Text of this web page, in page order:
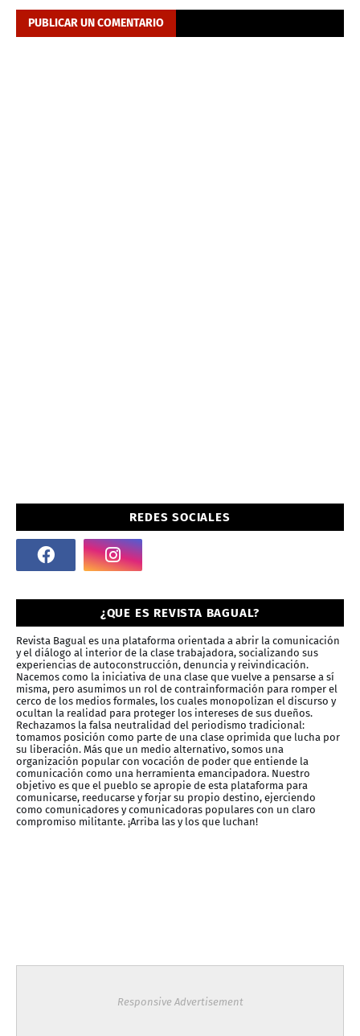
PUBLICAR UN COMENTARIO
REDES SOCIALES
¿QUE ES REVISTA BAGUAL?
Revista Bagual es una plataforma orientada a abrir la comunicación
y el diálogo al interior de la clase trabajadora, socializando sus
experiencias de autoconstrucción, denuncia y reivindicación.
Nacemos como la iniciativa de una clase que vuelve a pensarse a sí
misma, pero asumimos un rol de contrainformación para romper el
cerco de los medios formales, los cuales monopolizan el discurso y
ocultan la realidad para proteger los intereses de sus dueños.
Rechazamos la falsa neutralidad del periodismo tradicional:
tomamos posición como parte de una clase oprimida que lucha por
su liberación. Más que un medio alternativo, somos una
organización popular con vocación de poder que entiende la
comunicación como una herramienta emancipadora. Nuestro
objetivo es que el pueblo se apropie de esta plataforma para
comunicarse, reeducarse y forjar su propio destino, ejerciendo
como comunicadores y comunicadoras populares con un claro
compromiso militante. ¡Arriba las y los que luchan!
Responsive Advertisement